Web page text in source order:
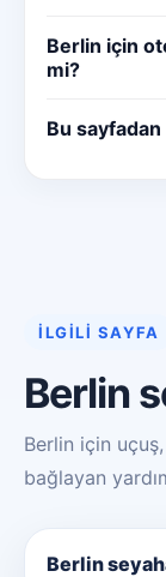
Berlin için
mi?
Bu
İLGILI SAYFA
Berlin
Berlin için
bağlayan
Berlin